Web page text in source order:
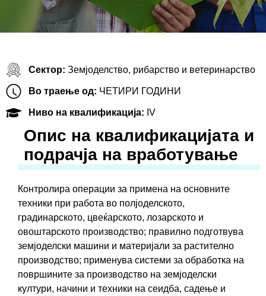
Сектор: Земјоделство, рибарство и ветеринарство
Во траење од: ЧЕТИРИ ГОДИНИ
Ниво на квалификација: IV
Oпис на квалификацијата и
подрачја на вработување
Контролира операции за примена на основните
техники при работа во полјоделското,
градинарското, цвеќарското, лозарското и
овоштарското производство; правилно подготвува
земјоделски машини и материјали за растително
производство; применува системи за обработка на
површините за производство на земјоделски
култури, начини и техники на сеидба, садење и